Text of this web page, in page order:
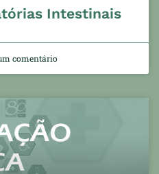
Intestinais
comentário